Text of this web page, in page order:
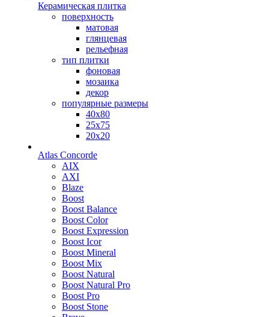
Керамическая плитка
поверхность
матовая
глянцевая
рельефная
тип плитки
фоновая
мозаика
декор
популярные размеры
40х80
25х75
20х20
Atlas Concorde
AIX
AXI
Blaze
Boost
Boost Balance
Boost Color
Boost Expression
Boost Icor
Boost Mineral
Boost Mix
Boost Natural
Boost Natural Pro
Boost Pro
Boost Stone